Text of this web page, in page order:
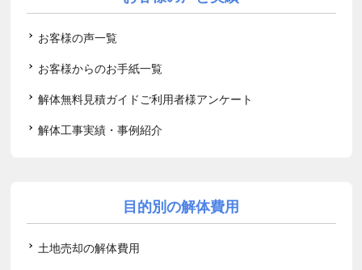
お客様の声一覧
お客様からのお手紙一覧
解体無料見積ガイドご利用者様アンケート
解体工事実績・事例紹介
目的別の解体費用
土地売却の解体費用